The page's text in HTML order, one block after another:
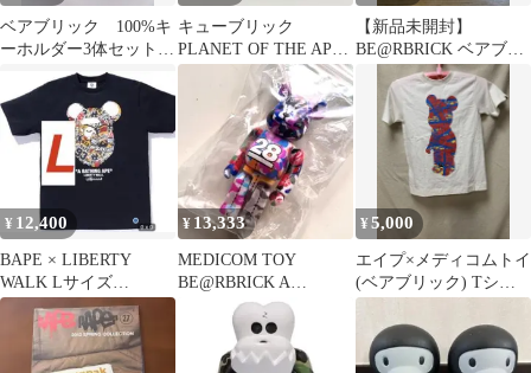
ベアブリック 100%キ
ーホルダー3体セット
値下げ可能 エイプお
まけ付き
キューブリック
PLANET OF THE APES
エイプ
【新品未開封】
BE@RBRICK ベアブリ
ック ゾゾタウン 3個
セット
¥ 12,400
BAPE × LIBERTY
WALK Lサイズ
BE@RBRICK TEE
¥ 13,333
MEDICOM TOY
BE@RBRICK A
BATHING APE 28
¥5,000
エイプ×メディコムトイ
(ベアブリック) Tシャ
ツ サイズXS